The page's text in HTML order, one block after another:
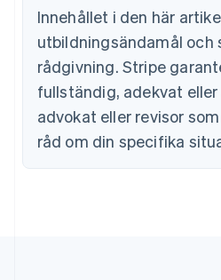
Innehållet i den här
utbildningsändamål
rådgivning. Stripe
fullständig, adekvat
advokat eller revisor
råd om din specifika
Estland
English
Fastlandskina
简体中文English
Finland
EnglishSvenska
Frankrike
FrançaisEnglish
Förenade Arabemiraten
English